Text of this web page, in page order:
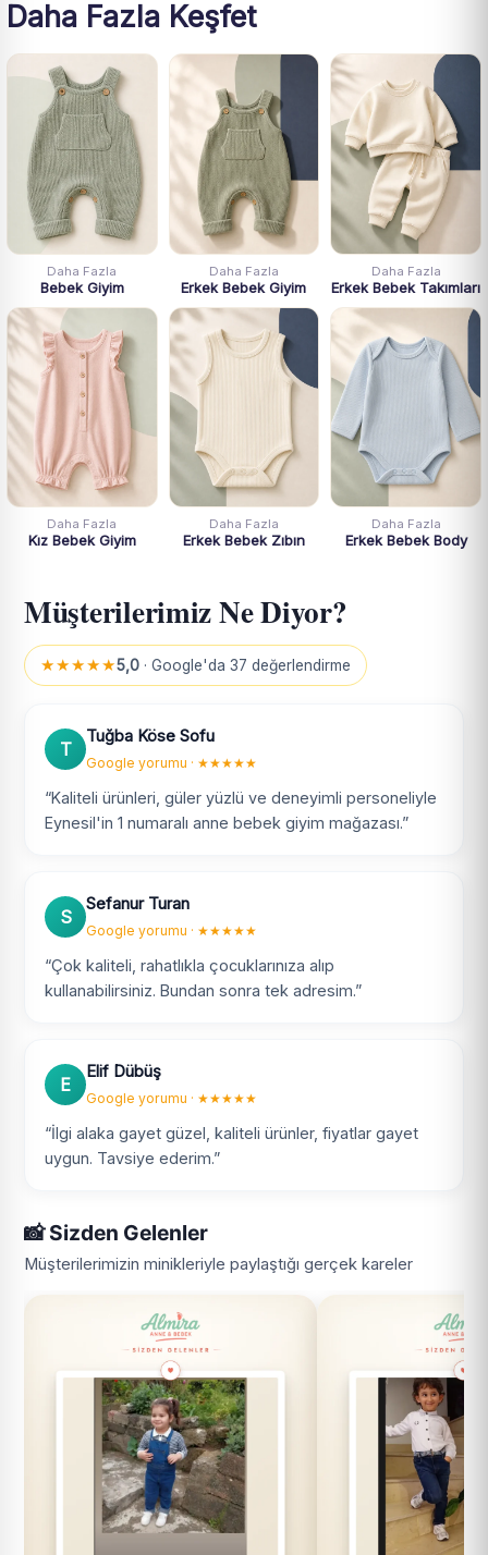
Daha Fazla Keşfet
Daha Fazla
Bebek Giyim
Daha Fazla
Erkek Bebek Giyim
Daha Fazla
Erkek Bebek Takımları
Daha Fazla
Kız Bebek Giyim
Daha Fazla
Erkek Bebek Zıbın
Daha Fazla
Erkek Bebek Body
Müşterilerimiz Ne Diyor?
★★★★★5,0 · Google'da 37 değerlendirme
T
Tuğba Köse Sofu
Google yorumu · ★★★★★
“Kaliteli ürünleri, güler yüzlü ve deneyimli personeliyle
Eynesil'in 1 numaralı anne bebek giyim mağazası.”
S
Sefanur Turan
Google yorumu · ★★★★★
“Çok kaliteli, rahatlıkla çocuklarınıza alıp
kullanabilirsiniz. Bundan sonra tek adresim.”
E
Elif Dübüş
Google yorumu · ★★★★★
“İlgi alaka gayet güzel, kaliteli ürünler, fiyatlar gayet
uygun. Tavsiye ederim.”
📸 Sizden Gelenler
Müşterilerimizin minikleriyle paylaştığı gerçek kareler